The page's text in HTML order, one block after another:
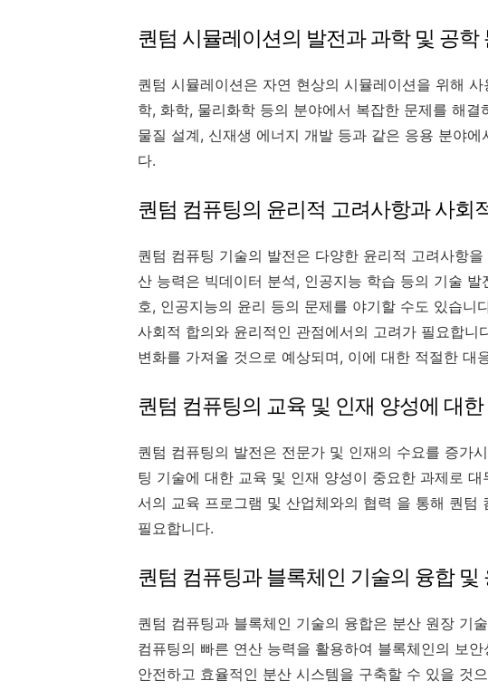
퀀텀 시뮬레이션의 발전과 과학 및 공학
퀀텀 시뮬레이션은 자연 현상의 시뮬레이션을 위해
학, 화학, 물리화학 등의 분야에서 복잡한 문제를 해
물질 설계, 신재생 에너지 개발 등과 같은 응용 분야
다.
퀀텀 컴퓨팅의 윤리적 고려사항과 사회
퀀텀 컴퓨팅 기술의 발전은 다양한 윤리적 고려사항
산 능력은 빅데이터 분석, 인공지능 학습 등의 기술
호, 인공지능의 윤리 등의 문제를 야기할 수도 있습니
사회적 합의와 윤리적인 관점에서의 고려가 필요합
변화를 가져올 것으로 예상되며, 이에 대한 적절한 대
퀀텀 컴퓨팅의 교육 및 인재 양성에 대
퀀텀 컴퓨팅의 발전은 전문가 및 인재의 수요를 증가
팅 기술에 대한 교육 및 인재 양성이 중요한 과제로
서의 교육 프로그램 및 산업체와의 협력 을 통해 퀀텀
필요합니다.
퀀텀 컴퓨팅과 블록체인 기술의 융합 및
퀀텀 컴퓨팅과 블록체인 기술의 융합은 분산 원장 기
컴퓨팅의 빠른 연산 능력을 활용하여 블록체인의 보
안전하고 효율적인 분산 시스템을 구축할 수 있을 것